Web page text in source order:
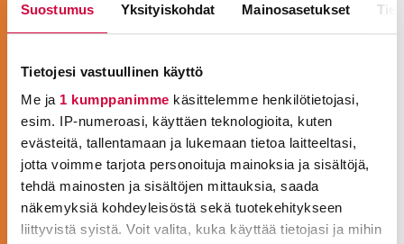
Suostumus Yksityiskohdat Mainosasetukset
Tietojesi vastuullinen käyttö
Me ja 1 kumppanimme käsittelemme henkilötietojasi,
esim. IP-numeroasi, käyttäen teknologioita, kuten
evästeitä, tallentamaan ja lukemaan tietoa laitteeltasi,
jotta voimme tarjota personoituja mainoksia ja sisältöjä,
tehdä mainosten ja sisältöjen mittauksia, saada
näkemyksiä kohdeyleisöstä sekä tuotekehitykseen
liittyvistä syistä. Voit valita, kuka käyttää tietojasi ja mihin
JHL on paras liitto sinulle, joka
työskentelet esimerkiksi
varhaiskasvatuksessa,
perhepäivähoitajana,
koulunkäynninohjaajana, aamu- ja
iltapäiväohjaajana tai nuorisotyössä.